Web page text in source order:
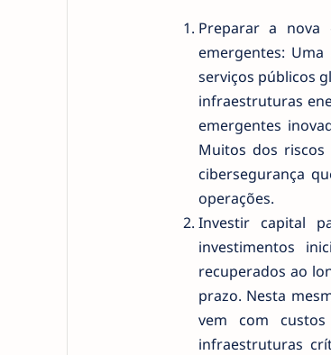
Preparar a nova
emergentes:
serviços públicos
infraestruturas
emergentes
Muitos dos
cibersegurança
operações.
Investir capital
investimentos
recuperados ao
prazo. Nesta
vem com
infraestruturas